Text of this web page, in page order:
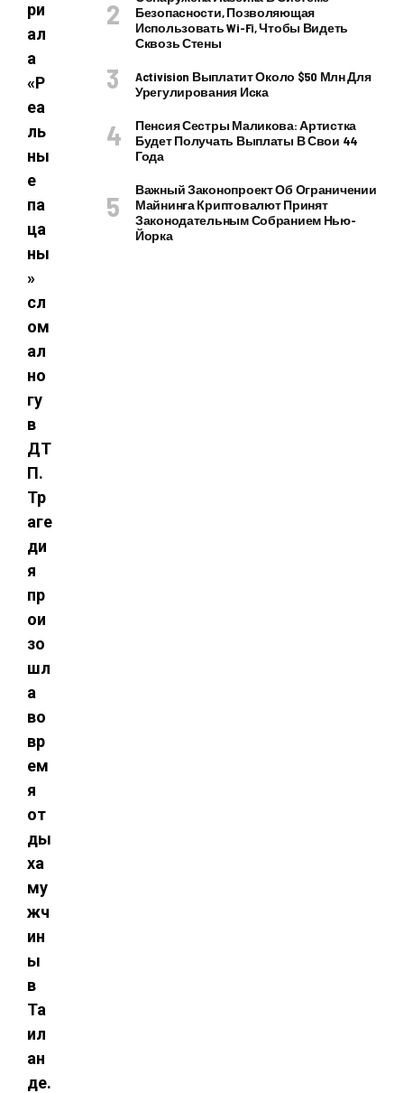
ри
ал
а
«Р
еа
ль
ны
е
па
ца
ны
»
сл
ом
ал
но
гу
в
ДТ
П.
Тр
аге
ди
я
пр
ои
зо
шл
а
во
вр
ем
я
от
ды
ха
му
жч
ин
ы
в
Та
ил
ан
де.
Безопасности, Позволяющая
Использовать Wi-Fi, Чтобы Видеть
Сквозь Стены
Activision Выплатит Около $50 Млн Для
Урегулирования Иска
Пенсия Сестры Маликова: Артистка
Будет Получать Выплаты В Свои 44
Года
Важный Законопроект Об Ограничении
Майнинга Криптовалют Принят
Законодательным Собранием Нью-
Йорка